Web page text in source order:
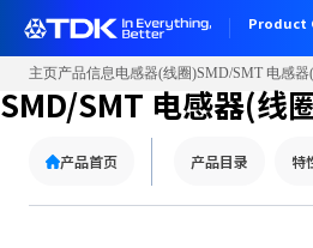
Product
主页产品信息电感器(线圈)SMD/SMT 电感器
SMD/SMT 电感器(线
产品首页 产品目录 特